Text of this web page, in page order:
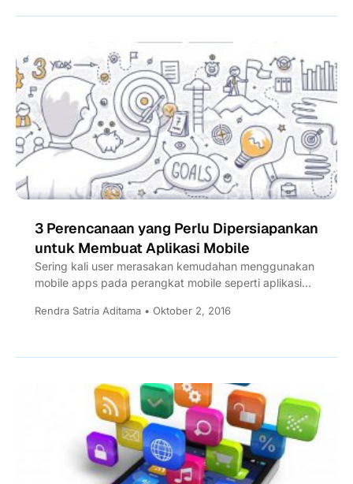
3 Perencanaan yang Perlu Dipersiapankan
untuk Membuat Aplikasi Mobile
Sering kali user merasakan kemudahan menggunakan
mobile apps pada perangkat mobile seperti aplikasi
Rendra Satria Aditama • Oktober 2, 2016